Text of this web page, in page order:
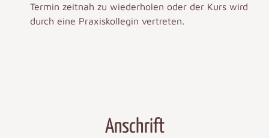
Termin zeitnah zu wiederholen oder der Kurs wird
durch eine Praxiskollegin vertreten.
Anschrift